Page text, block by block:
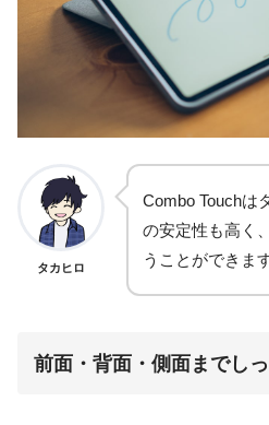
タカヒロ
Combo Touchは
の安定性も高く
うことができま
前面・背面・側面までし